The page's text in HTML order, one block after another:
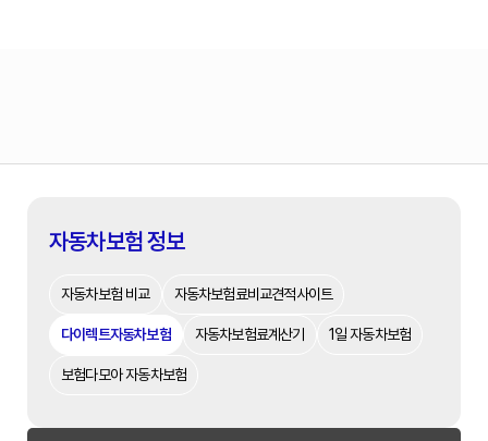
자동차보험 정보
자동차보험 비교 자동차보험료비교견적사이트
다이렉트자동차보험 자동차보험료계산기 1일 자동차보험
보험다모아 자동차보험